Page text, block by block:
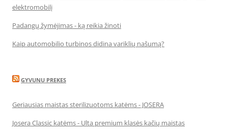
elektromobilį
Padangų žymėjimas - ką reikia žinoti
Kaip automobilio turbinos didina variklių našumą?
GYVUNU PREKES
Geriausias maistas sterilizuotoms katėms - JOSERA
Josera Classic katėms - Ulta premium klasės kačių maistas